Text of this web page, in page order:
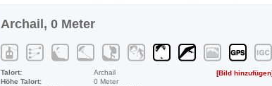
Archail, 0 Meter
Talort:
Archail
Höhe Talort:
0 Meter
[Bild